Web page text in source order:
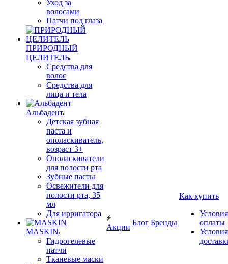
Уход за
волосами
Патчи под глаза
ПРИРОДНЫЙ
ЦЕЛИТЕЛЬ
Средства для
волос
Средства для
лица и тела
Альбадент
Детская зубная
паста и
ополаскиватель,
возраст 3+
Ополаскиватели
для полости рта
Зубные пасты
Освежители для
полости рта, 35
мл
Для ирригатора
MASKIN
Гидрогелевые
патчи
Тканевые маски
Акции
Блог Бренды
Как купить
Условия
оплаты
Условия